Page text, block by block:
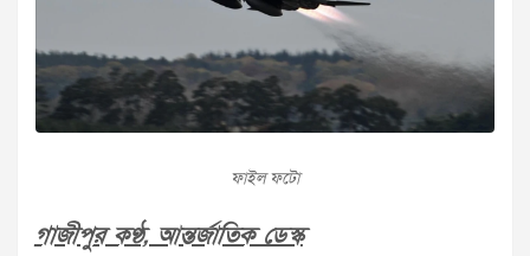
ফাইল ফটো
গাজীপুর কণ্ঠ, আন্তর্জাতিক ডেস্ক